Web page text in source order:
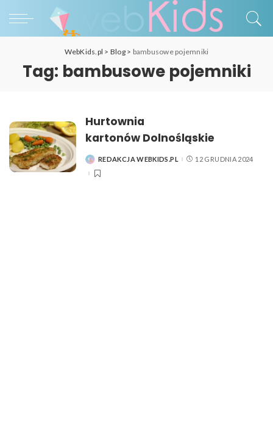
WebKids.pl > Blog> bambusowe pojemniki
Tag: bambusowe pojemniki
Hurtownia
kartonów Dolnośląskie
POSTED
REDAKCJA WEBKIDS.PL 12 GRUDNIA 2024